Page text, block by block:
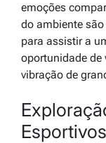
emoções
do ambiente
para assistir a
oportunidade de
vibração de
Esportivos